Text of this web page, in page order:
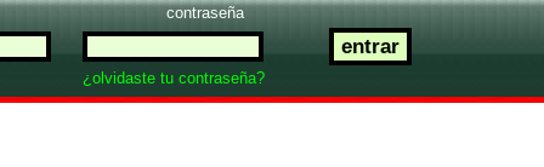
contraseña
¿olvidaste tu contraseña?